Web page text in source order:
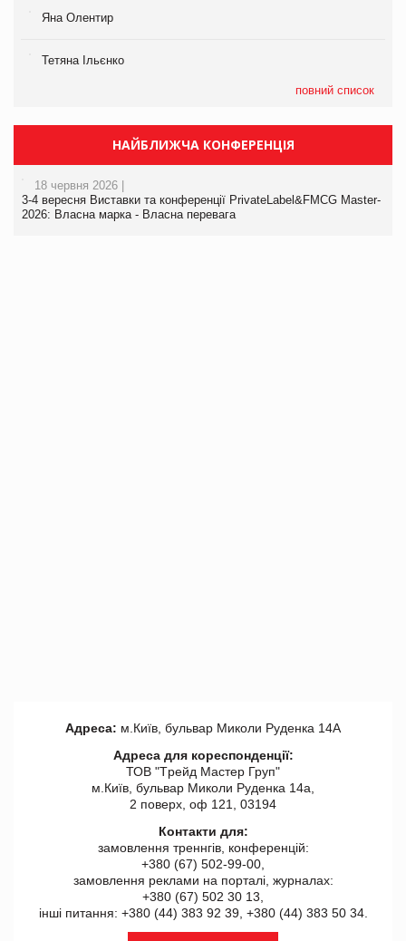
Яна Олентир
Тетяна Ільєнко
повний список
НАЙБЛИЖЧА КОНФЕРЕНЦІЯ
18 червня 2026 |
3-4 вересня Виставки та конференції PrivateLabel&FMCG Master-
2026: Власна марка - Власна перевага
Адреса: м.Київ, бульвар Миколи Руденка 14А
Адреса для кореспонденції:
ТОВ "Tрейд Мастер Груп"
м.Київ, бульвар Миколи Руденка 14а,
2 поверх, оф 121, 03194
Контакти для:
замовлення треннгів, конференцій:
+380 (67) 502-99-00,
замовлення реклами на порталі, журналах:
+380 (67) 502 30 13,
інші питання: +380 (44) 383 92 39, +380 (44) 383 50 34.